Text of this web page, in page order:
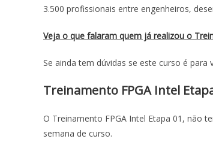
3.500 profissionais entre engenheiros,
Veja o que falaram quem já realizou o
Se ainda tem dúvidas se este curso é para
Treinamento FPGA Intel
O Treinamento FPGA Intel Etapa 01, não
semana de curso.